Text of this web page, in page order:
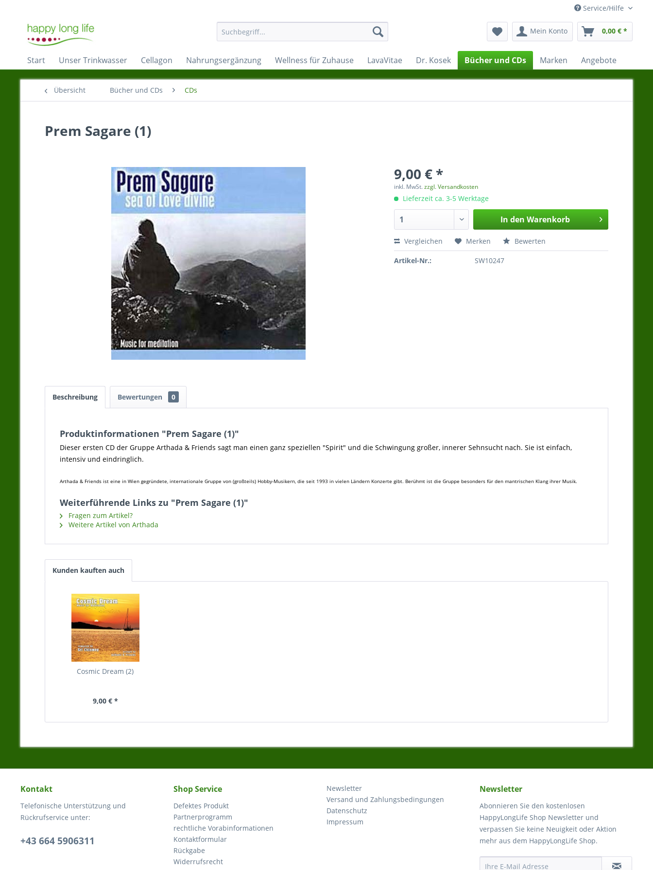
Service/Hilfe
Mein Konto 0,00 € *
Start Unser Trinkwasser Cellagon Nahrungsergänzung Wellness für Zuhause LavaVitae Dr. Kosek Bücher und CDs Marken Angebote
Übersicht Bücher und CDs CDs
Prem Sagare (1)
9,00 € *
inkl. MwSt.zzgl. Versandkosten
Lieferzeit ca. 3-5 Werktage
In den Warenkorb
Vergleichen Merken Bewerten
Artikel-Nr.: SW10247
Beschreibung Bewertungen 0
Produktinformationen "Prem Sagare (1)"
Dieser ersten CD der Gruppe Arthada & Friends sagt man einen ganz speziellen "Spirit" und die Schwingung großer, innerer Sehnsucht nach. Sie ist einfach,
intensiv und eindringlich.
Arthada & Friends ist eine in Wien gegründete, internationale Gruppe von (großteils) Hobby-Musikern, die seit 1993 in vielen Ländern Konzerte gibt. Berühmt ist die Gruppe besonders für den mantrischen Klang ihrer Musik.
Weiterführende Links zu "Prem Sagare (1)"
Fragen zum Artikel?
Weitere Artikel von Arthada
Kunden kauften auch
Cosmic Dream (2)
9,00 € *
Kontakt
Telefonische Unterstützung und
Rückrufservice unter:
+43 664 5906311
Shop Service
Defektes Produkt
Partnerprogramm
rechtliche Vorabinformationen
Kontaktformular
Rückgabe
Widerrufsrecht
Newsletter
Versand und Zahlungsbedingungen
Datenschutz
Impressum
Newsletter
Abonnieren Sie den kostenlosen
HappyLongLife Shop Newsletter und
verpassen Sie keine Neuigkeit oder Aktion
mehr aus dem HappyLongLife Shop.